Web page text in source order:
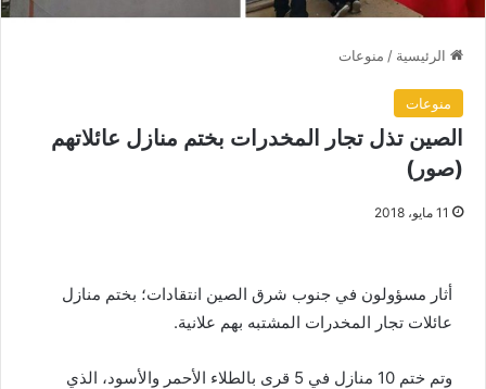
الرئيسية / منوعات
منوعات
الصين تذل تجار المخدرات بختم منازل عائلاتهم
(صور)
11 مايو، 2018
أثار مسؤولون في جنوب شرق الصين انتقادات؛ بختم منازل
عائلات تجار المخدرات المشتبه بهم علانية.
وتم ختم 10 منازل في 5 قرى بالطلاء الأحمر والأسود، الذي